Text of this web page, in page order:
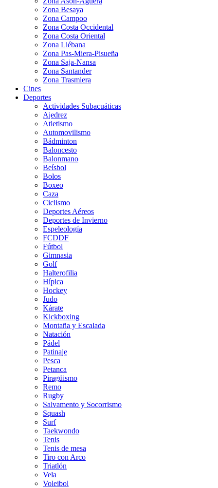
Zona Besaya
Zona Campoo
Zona Costa Occidental
Zona Costa Oriental
Zona Liébana
Zona Pas-Miera-Pisueña
Zona Saja-Nansa
Zona Santander
Zona Trasmiera
Cines
Deportes
Actividades Subacuáticas
Ajedrez
Atletismo
Automovilismo
Bádminton
Baloncesto
Balonmano
Beísbol
Bolos
Boxeo
Caza
Ciclismo
Deportes Aéreos
Deportes de Invierno
Espeleología
FCDDF
Fútbol
Gimnasia
Golf
Halterofilia
Hípica
Hockey
Judo
Kárate
Kickboxing
Montaña y Escalada
Natación
Pádel
Patinaje
Pesca
Petanca
Piragüismo
Remo
Rugby
Salvamento y Socorrismo
Squash
Surf
Taekwondo
Tenis
Tenis de mesa
Tiro con Arco
Triatlón
Vela
Voleibol